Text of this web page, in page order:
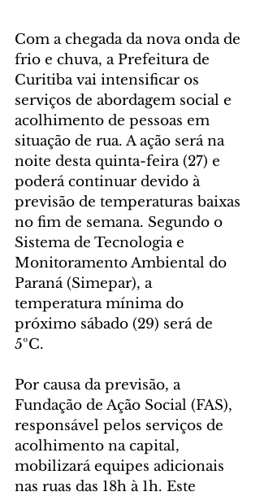
Com a chegada da nova onda de
frio e chuva, a Prefeitura de
Curitiba vai intensificar os
serviços de abordagem social e
acolhimento de pessoas em
situação de rua. A ação será na
noite desta quinta-feira (27) e
poderá continuar devido à
previsão de temperaturas baixas
no fim de semana. Segundo o
Sistema de Tecnologia e
Monitoramento Ambiental do
Paraná (Simepar), a
temperatura mínima do
próximo sábado (29) será de
5ºC.
Por causa da previsão, a
Fundação de Ação Social (FAS),
responsável pelos serviços de
acolhimento na capital,
mobilizará equipes adicionais
nas ruas das 18h à 1h. Este